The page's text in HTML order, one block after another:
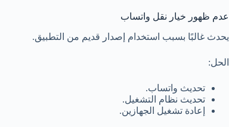
عدم ظهور خيار نقل واتساب
يحدث غالبًا بسبب استخدام إصدار قديم من التطبيق.
الحل:
تحديث واتساب.
تحديث نظام التشغيل.
إعادة تشغيل الجهازين.